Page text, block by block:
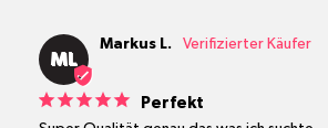
ML
Markus L.
Perfekt